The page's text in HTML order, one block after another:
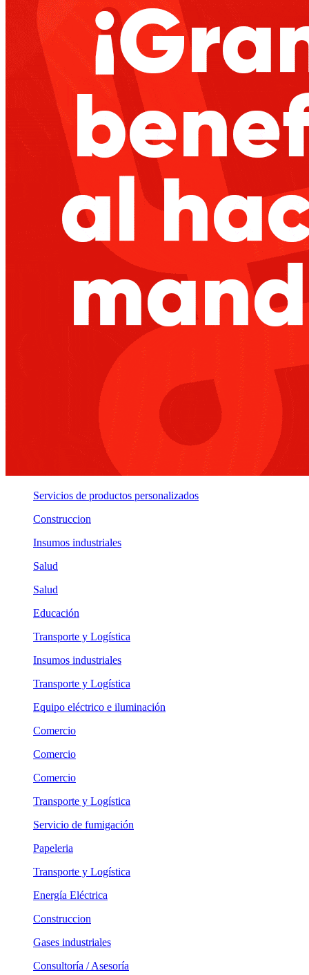
Servicios de productos personalizados
Construccion
Insumos industriales
Salud
Salud
Educación
Transporte y Logística
Insumos industriales
Transporte y Logística
Equipo eléctrico e iluminación
Comercio
Comercio
Comercio
Transporte y Logística
Servicio de fumigación
Papeleria
Transporte y Logística
Energía Eléctrica
Construccion
Gases industriales
Consultoría / Asesoría